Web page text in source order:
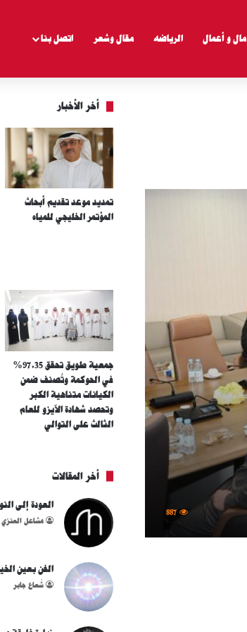
مال و أعمال الرياضه مقال وشعر اتصل بنا
887
أخر الأخبار
تمديد موعد تقديم أبحاث
المؤتمر الخليجي للمياه
جمعية طويق تحقق 97.35%
في الحوكمة وتُصنف ضمن
الكيانات متناهية الكبر
وتحصد شهادة الآيزو للعام
الثالث على التوالي
أخر المقالات
العودة إلى
مشاعل العنزي
الفن بعين
شُعاع جابر